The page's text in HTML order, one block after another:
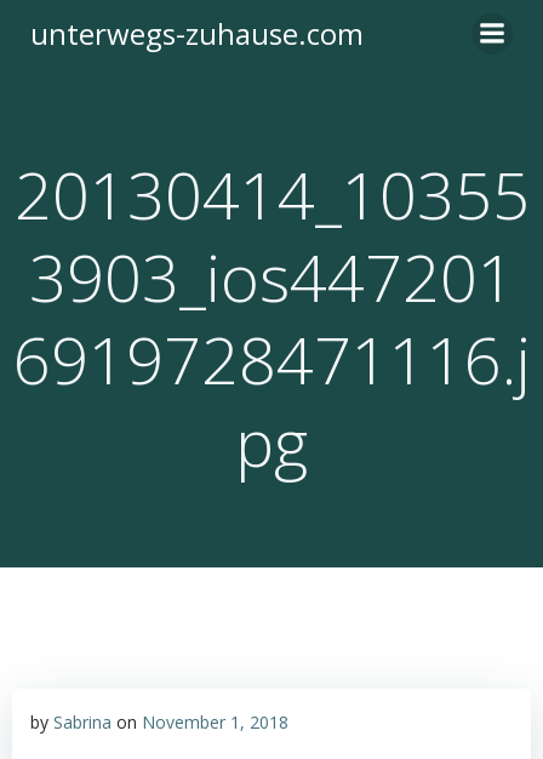
Inhalt
unterwegs-zuhause.com
20130414_10355
3903_ios447201
6919728471116.j
pg
by Sabrina on November 1, 2018